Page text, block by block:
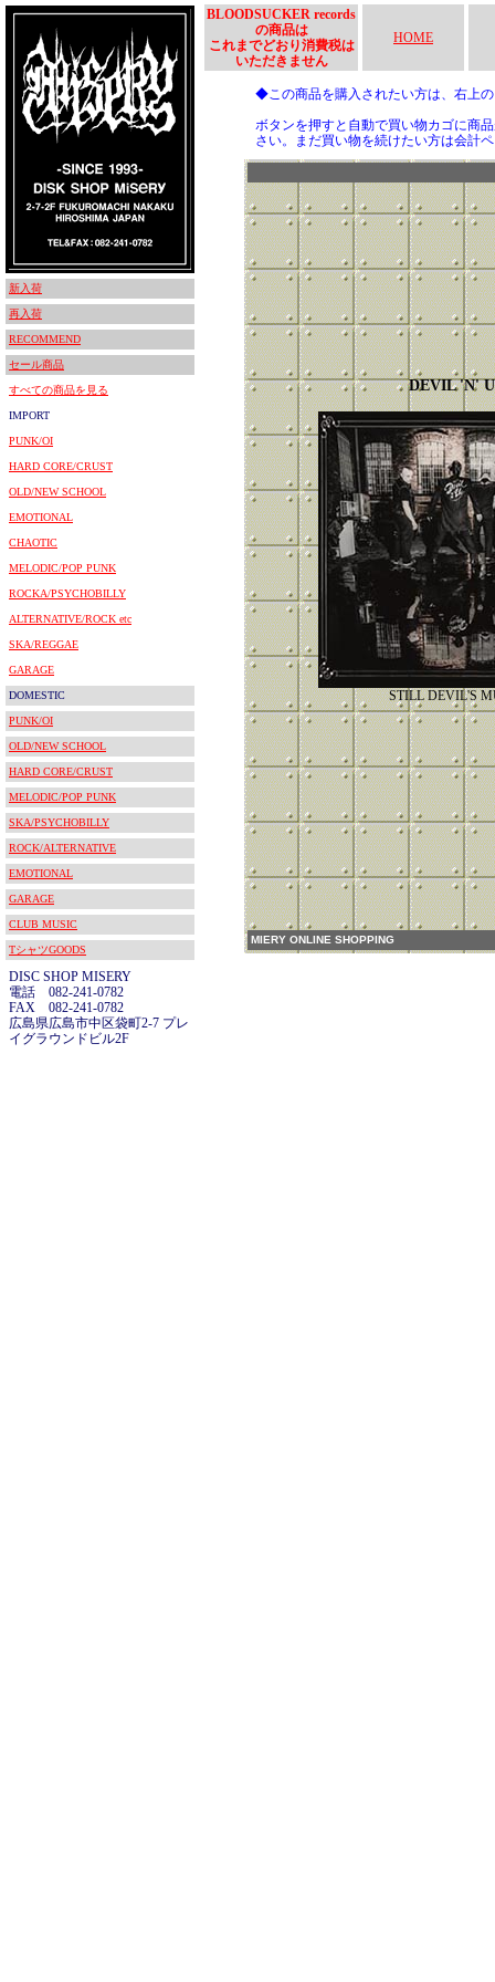
新入荷
再入荷
RECOMMEND
セール商品
すべての商品を見る
IMPORT
PUNK/OI
HARD CORE/CRUST
OLD/NEW SCHOOL
EMOTIONAL
CHAOTIC
MELODIC/POP PUNK
ROCKA/PSYCHOBILLY
ALTERNATIVE/ROCK etc
SKA/REGGAE
GARAGE
DOMESTIC
PUNK/OI
OLD/NEW SCHOOL
HARD CORE/CRUST
MELODIC/POP PUNK
SKA/PSYCHOBILLY
ROCK/ALTERNATIVE
EMOTIONAL
GARAGE
CLUB MUSIC
TシャツGOODS
DISC SHOP MISERY
電話 082-241-0782
FAX 082-241-0782
広島県広島市中区袋町2-7 プレ
イグラウンドビル2F
BLOODSUCKER records
の商品は
これまでどおり消費税は
いただきません
HOME
◆この商品を購入されたい方は、右上
ボタンを押すと自動で買い物カゴに商
さい。まだ買い物を続けたい方は会計
DEVIL 'N'
STILL DEVIL'S
MIERY ONLINE SHOPPING